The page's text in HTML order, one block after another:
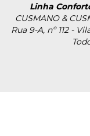
Linha
CUSMANO &
Rua 9-A, nº 112 -